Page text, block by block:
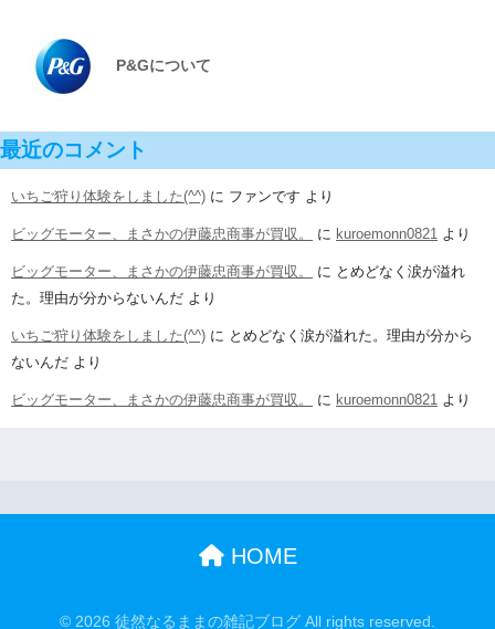
P&Gについて
最近のコメント
いちご狩り体験をしました(^^) に ファンです より
ビッグモーター、まさかの伊藤忠商事が買収。 に kuroemonn0821 より
ビッグモーター、まさかの伊藤忠商事が買収。 に とめどなく涙が溢れ
た。理由が分からないんだ より
いちご狩り体験をしました(^^) に とめどなく涙が溢れた。理由が分から
ないんだ より
ビッグモーター、まさかの伊藤忠商事が買収。 に kuroemonn0821 より
HOME
© 2026 徒然なるままの雑記ブログ All rights reserved.